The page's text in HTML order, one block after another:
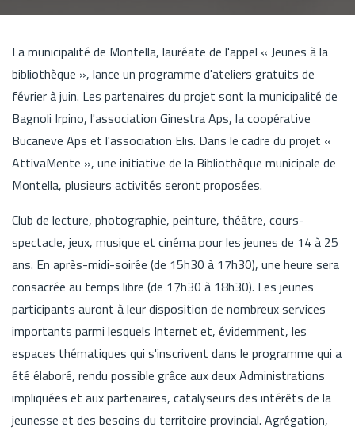
La municipalité de Montella, lauréate de l'appel « Jeunes à la
bibliothèque », lance un programme d'ateliers gratuits de
février à juin. Les partenaires du projet sont la municipalité de
Bagnoli Irpino, l'association Ginestra Aps, la coopérative
Bucaneve Aps et l'association Elis. Dans le cadre du projet «
AttivaMente », une initiative de la Bibliothèque municipale de
Montella, plusieurs activités seront proposées.
Club de lecture, photographie, peinture, théâtre, cours-
spectacle, jeux, musique et cinéma pour les jeunes de 14 à 25
ans. En après-midi-soirée (de 15h30 à 17h30), une heure sera
consacrée au temps libre (de 17h30 à 18h30). Les jeunes
participants auront à leur disposition de nombreux services
importants parmi lesquels Internet et, évidemment, les
espaces thématiques qui s'inscrivent dans le programme qui a
été élaboré, rendu possible grâce aux deux Administrations
impliquées et aux partenaires, catalyseurs des intérêts de la
jeunesse et des besoins du territoire provincial. Agrégation,